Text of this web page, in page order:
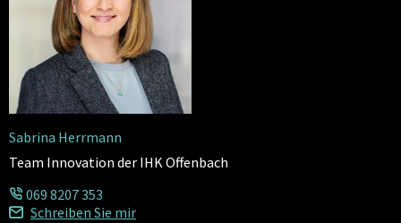
Sabrina Herrmann
Team Innovation der IHK Offenbach
069 8207 353
Schreiben Sie mir